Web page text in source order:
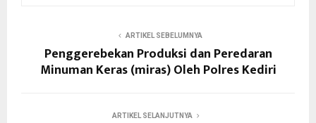
ARTIKEL SEBELUMNYA
Penggerebekan Produksi dan Peredaran
Minuman Keras (miras) Oleh Polres Kediri
ARTIKEL SELANJUTNYA